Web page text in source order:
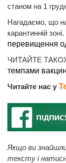
станом на 1
Нагадаємо, що
карантинній
перевищення
ЧИТАЙТЕ
темпами
Читайте нас у
Якщо ви
тексту і